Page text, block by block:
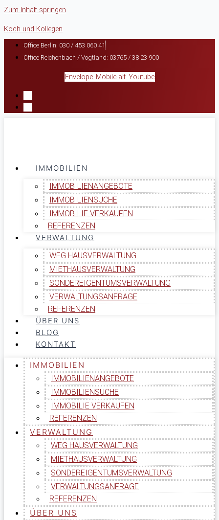
Zum Inhalt springen
Koch und Kollegen
Office Berlin: 030 / 453 060 41
Office Reichenbach / Vogtland: 03765 / 38 23 900
Envelope Mobile-alt Youtube
IMMOBILIEN
IMMOBILIENANGEBOTE
IMMOBILIENSUCHE
IMMOBILIE VERKAUFEN
REFERENZEN
VERWALTUNG
WEG HAUSVERWALTUNG
MIETHAUSVERWALTUNG
SONDEREIGENTUMSVERWALTUNG
VERWALTUNGSANFRAGE
REFERENZEN
ÜBER UNS
BLOG
KONTAKT
IMMOBILIEN
IMMOBILIENANGEBOTE
IMMOBILIENSUCHE
IMMOBILIE VERKAUFEN
REFERENZEN
VERWALTUNG
WEG HAUSVERWALTUNG
MIETHAUSVERWALTUNG
SONDEREIGENTUMSVERWALTUNG
VERWALTUNGSANFRAGE
REFERENZEN
ÜBER UNS